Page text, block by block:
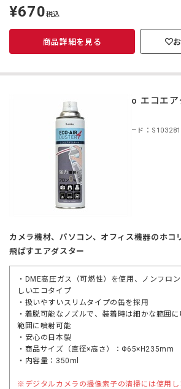
定
価
¥670税込
商品詳細を見る
Kenko エコエ
商品コード：
カメラ機材、パソコン、オフィス機器のホコ
飛ばすエアダスター
・DME高圧ガス（可燃性）を使用、ノンフロ
しいエコタイプ
・扱いやすいスリムタイプの缶を採用
・着脱可能なノズルで、装着時は細かな範囲
範囲に噴射可能
・安心の日本製
・商品サイズ（直径×高さ）：Φ65×H235mm
・内容量：350ml
※デジタルカメラの撮像素子の清掃には使用し